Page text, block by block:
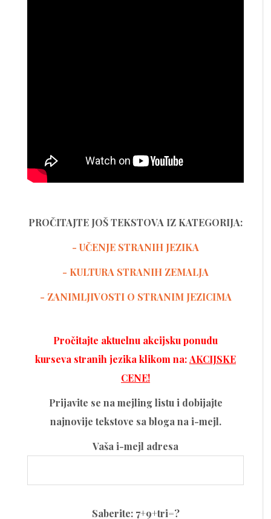
PROČITAJTE JOŠ TEKSTOVA IZ KATEGORIJA:
- UČENJE STRANIH JEZIKA
- KULTURA STRANIH ZEMALJA
- ZANIMLJIVOSTI O STRANIM JEZICIMA
Pročitajte aktuelnu akcijsku ponudu
kurseva stranih jezika klikom na:AKCIJSKE
CENE!
Prijavite se na mejling listu i dobijajte
najnovije tekstove sa bloga na i-mejl.
Vaša i-mejl adresa
Saberite: 7+9+tri=?